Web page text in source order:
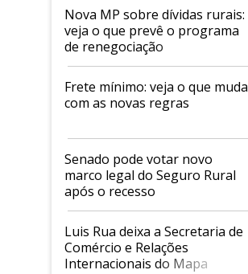
Nova MP sobre dívidas rurais:
veja o que prevê o programa
de renegociação
Frete mínimo: veja o que muda
com as novas regras
Senado pode votar novo
marco legal do Seguro Rural
após o recesso
Luis Rua deixa a Secretaria de
Comércio e Relações
Internacionais do Mapa